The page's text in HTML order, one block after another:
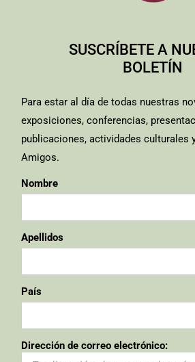
SUSCRÍBETE A
BOLETÍN
Para estar al día de todas nuestras
exposiciones, conferencias,
publicaciones, actividades culturales
Amigos.
Nombre
Apellidos
País
Dirección de correo electrónico: